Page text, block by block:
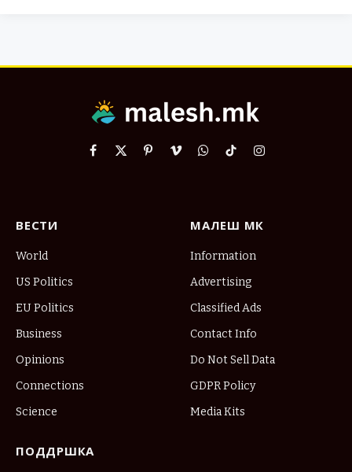
Facebook
X
PinterestVimeoWhatsApp
TikTokInstagram
ВЕСТИ
World
US Politics
EU Politics
Business
Opinions
Connections
Science
МАЛЕШ МК
Information
Advertising
Classified Ads
Contact Info
Do Not Sell Data
GDPR Policy
Media Kits
ПОДДРШКА